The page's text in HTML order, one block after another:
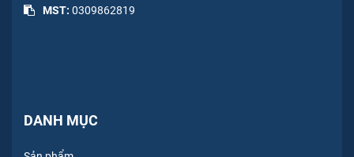
MST: 0309862819
DANH MỤC